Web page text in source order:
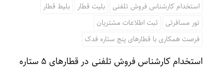
استخدام کارشناس فروش تلفنی
بلیت قطار
بلیط قطار
تور مسافرتی
ثبت اطلاعات مشتریان
فرصت همکاری با قطارهای پنج ستاره فدک
استخدام کارشناس فروش تلفنی در قطارهای ۵ ستاره